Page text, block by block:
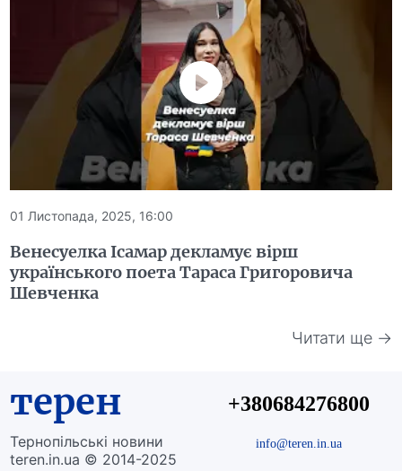
01 Листопада, 2025, 16:00
Венесуелка Ісамар декламує вірш
українського поета Тараса Григоровича
Шевченка
Читати ще →
терен
Тернопільські новини
teren.in.ua © 2014-2025
+380684276800
info@teren.in.ua